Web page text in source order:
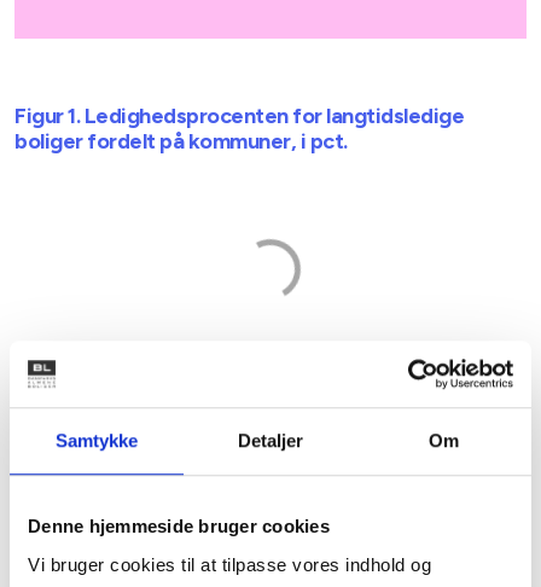
Samtykke Detaljer Om
Denne hjemmeside bruger cookies
Vi bruger cookies til at tilpasse vores indhold og
Figur 1. Ledighedsprocenten for langtidsledige
boliger fordelt på kommuner, i pct.
registerdata. Opgørelse på baggrund af data primo 2025.